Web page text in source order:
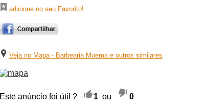
adicione no seu Favorito!
Veja no Mapa - Barbearia Moema e outros similares
Este anúncio foi útil ? 1 ou 0